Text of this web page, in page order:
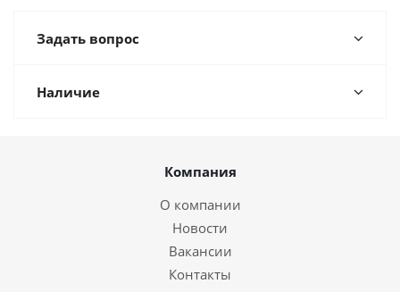
Задать вопрос
Наличие
Компания
О компании
Новости
Вакансии
Контакты